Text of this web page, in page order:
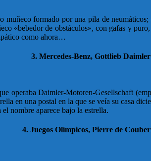
formado por una pila de
«bebedor de obstáculos», con gafas y
como ahora…
3. Mercedes-Benz, Gottlieb
operaba Daimler-Motoren-Gesellschaft
en una postal en la que se veía su casa
nombre aparece bajo la estrella.
4. Juegos Olímpicos, Pierre de